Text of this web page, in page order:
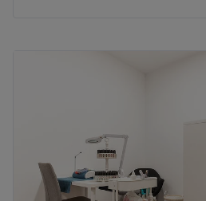
für die App Vorschau oder eine
Zurück zur
Sonntag
Hast du Lust auf bunte,